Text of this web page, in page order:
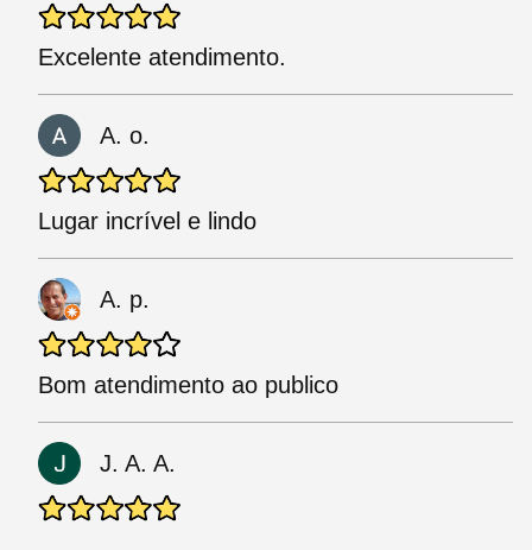
Excelente atendimento.
A. o.
Lugar incrível e lindo
A. p.
Bom atendimento ao publico
J. A. A.